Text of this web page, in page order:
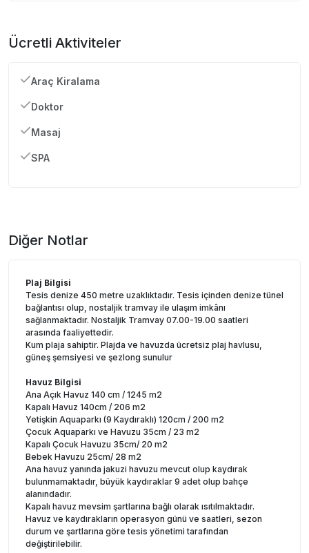
Ücretli Aktiviteler
Araç Kiralama
Doktor
Masaj
SPA
Diğer Notlar
Plaj Bilgisi
Tesis denize 450 metre uzaklıktadır. Tesis içinden denize tünel
bağlantısı olup, nostaljik tramvay ile ulaşım imkânı
sağlanmaktadır. Nostaljik Tramvay 07.00-19.00 saatleri
arasında faaliyettedir.
Kum plaja sahiptir. Plajda ve havuzda ücretsiz plaj havlusu,
güneş şemsiyesi ve şezlong sunulur
Havuz Bilgisi
Ana Açık Havuz 140 cm / 1245 m2
Kapalı Havuz 140cm / 206 m2
Yetişkin Aquaparkı (9 Kaydıraklı) 120cm / 200 m2
Çocuk Aquaparkı ve Havuzu 35cm / 23 m2
Kapalı Çocuk Havuzu 35cm/ 20 m2
Bebek Havuzu 25cm/ 28 m2
Ana havuz yanında jakuzi havuzu mevcut olup kaydırak
bulunmamaktadır, büyük kaydıraklar 9 adet olup bahçe
alanındadır.
Kapalı havuz mevsim şartlarına bağlı olarak ısıtılmaktadır.
Havuz ve kaydırakların operasyon günü ve saatleri, sezon
durum ve şartlarına göre tesis yönetimi tarafından
değiştirilebilir.